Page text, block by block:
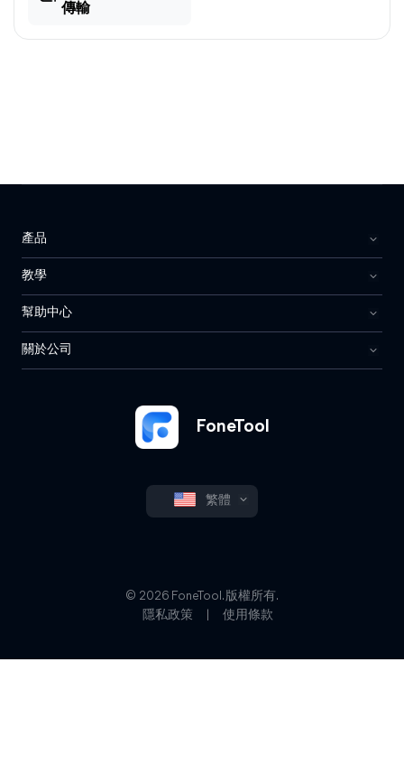
傳輸
FoneTool
繁體
產品
教學
幫助中心
關於公司
© 2026 FoneTool. 版權所有.
隱私政策
使用條款